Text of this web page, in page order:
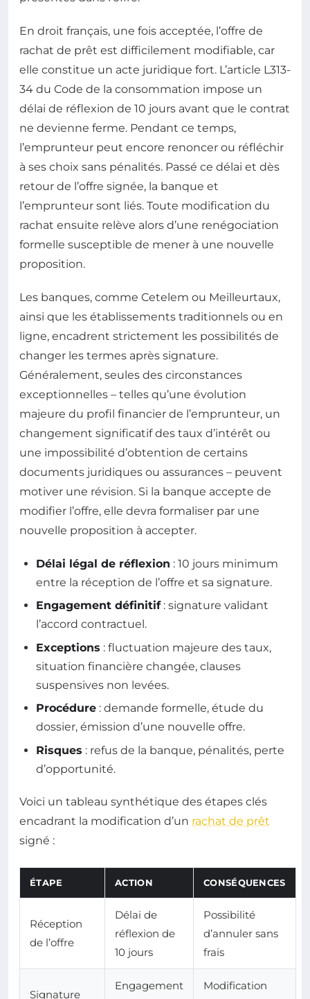
En droit français, une fois acceptée, l’offre de
rachat de prêt est difficilement modifiable, car
elle constitue un acte juridique fort. L’article L313-
34 du Code de la consommation impose un
délai de réflexion de 10 jours avant que le contrat
ne devienne ferme. Pendant ce temps,
l’emprunteur peut encore renoncer ou réfléchir
à ses choix sans pénalités. Passé ce délai et dès
retour de l’offre signée, la banque et
l’emprunteur sont liés. Toute modification du
rachat ensuite relève alors d’une renégociation
formelle susceptible de mener à une nouvelle
proposition.
Les banques, comme Cetelem ou Meilleurtaux,
ainsi que les établissements traditionnels ou en
ligne, encadrent strictement les possibilités de
changer les termes après signature.
Généralement, seules des circonstances
exceptionnelles – telles qu’une évolution
majeure du profil financier de l’emprunteur, un
changement significatif des taux d’intérêt ou
une impossibilité d’obtention de certains
documents juridiques ou assurances – peuvent
motiver une révision. Si la banque accepte de
modifier l’offre, elle devra formaliser par une
nouvelle proposition à accepter.
Délai légal de réflexion : 10 jours minimum
entre la réception de l’offre et sa signature.
Engagement définitif: signature validant
l’accord contractuel.
Exceptions : fluctuation majeure des taux,
situation financière changée, clauses
suspensives non levées.
Procédure : demande formelle, étude du
dossier, émission d’une nouvelle offre.
Risques : refus de la banque, pénalités, perte
d’opportunité.
Voici un tableau synthétique des étapes clés
encadrant la modification d’un rachat de prêt
signé :
ÉTAPE ACTION CONSÉQUENCES
Réception
de l’offre
Délai de
réflexion de
10 jours
Possibilité
d’annuler sans
frais
Signature
Engagement
Modification